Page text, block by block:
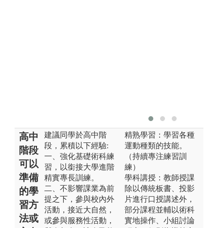
高中
階段
可以
準備
的學
習方
法或
建議同學於高中階
段，累積以下經驗:
一、強化基礎術科練
習，以銜接大學進階
精實專長訓練。
二、不影響課業為前
提之下，參與校內外
活動，接近大自然，
或參與服務性活動，
精熟學習：學習各種
運動種類的技能。
（持續專注練習訓
練）
學科講授：教師授課
除以傳統板書、投影
片進行口授講述外，
部分課程並輔以術科
實地操作、小組討論